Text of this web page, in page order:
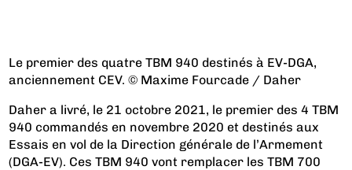
Le premier des quatre TBM 940 destinés à EV-DGA,
anciennement CEV. © Maxime Fourcade / Daher
Daher a livré, le 21 octobre 2021, le premier des 4 TBM
940 commandés en novembre 2020 et destinés aux
Essais en vol de la Direction générale de l’Armement
(DGA-EV). Ces TBM 940 vont remplacer les TBM 700